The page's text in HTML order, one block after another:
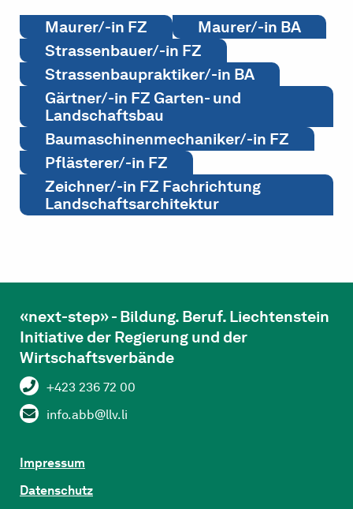
Maurer/-in FZ
Maurer/-in BA
Strassenbauer/-in FZ
Strassenbaupraktiker/-in BA
Gärtner/-in FZ Garten- und
Landschaftsbau
Baumaschinenmechaniker/-in FZ
Pflästerer/-in FZ
Zeichner/-in FZ Fachrichtung
Landschaftsarchitektur
«next-step» - Bildung. Beruf. Liechtenstein
Initiative der Regierung und der
Wirtschaftsverbände
+423 236 72 00
info.abb@llv.li
Impressum
Datenschutz